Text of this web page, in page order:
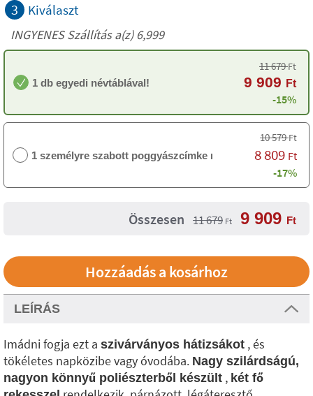
3 Kiválaszt
INGYENES Szállítás a(z) 6,999
1 db egyedi névtáblával!
11 679Ft
9 909 Ft
-15%
1 személyre szabott poggyászcímke nélkül
10 579Ft
8 809 Ft
-17%
Összesen 11 679 Ft 9 909 Ft
LEÍRÁS
Imádni fogja ezt a szivárványos hátizsákot , és
tökéletes napközibe vagy óvodába. Nagy szilárdságú,
nagyon könnyű poliészterből készült , két fő